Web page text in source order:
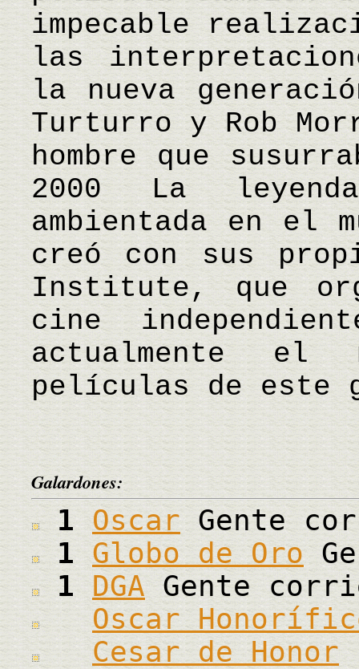
impecable
las
la nueva
Turturro y Rob
hombre que
2000 La
ambientada en el
creó con sus
Institute, que
cine
actualmente el
películas de este
Galardones:
1 OscarGente
1Globo de Oro
1DGAGente
Oscar
Cesar de Honor